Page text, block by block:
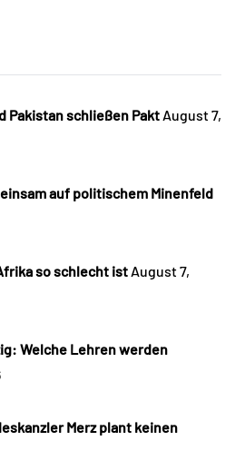
Pakistan schließen Pakt August 7,
auf politischem Minenfeld
so schlecht ist August 7,
Welche Lehren werden
Merz plant keinen